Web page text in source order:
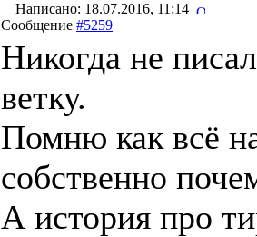
Написано: 18.07.2016, 11:14
Сообщение #5259
Никогда не
ветку.
Помню как всё
собственно
А история про